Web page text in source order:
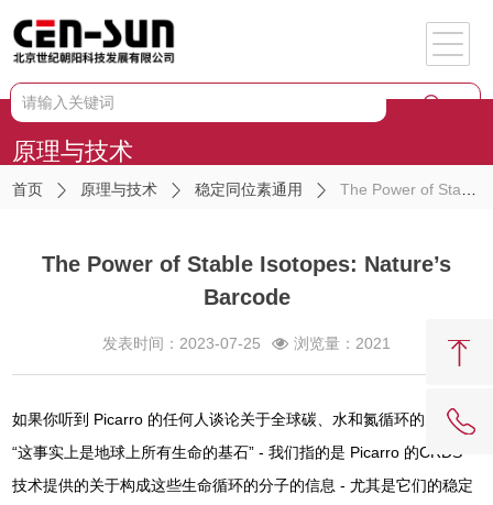
原理与技术
首页 原理与技术 稳定同位素通用 The Power of Stable Isotopes: Nature’s Barcode
The Power of Stable Isotopes: Nature’s
Barcode
发表时间：2023-07-25 浏览量：2021
如果你听到 Picarro 的任何人谈论关于全球碳、水和氮循环的见解 -
“这事实上是地球上所有生命的基石” - 我们指的是 Picarro 的CRDS
技术提供的关于构成这些生命循环的分子的信息 - 尤其是它们的稳定
62081909